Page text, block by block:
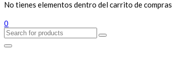
No tienes elementos dentro del carrito de compras
0